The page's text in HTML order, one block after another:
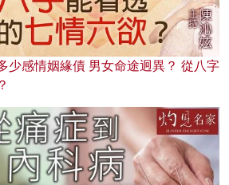
少感情姻緣債 男女命途迥異？ 從八字